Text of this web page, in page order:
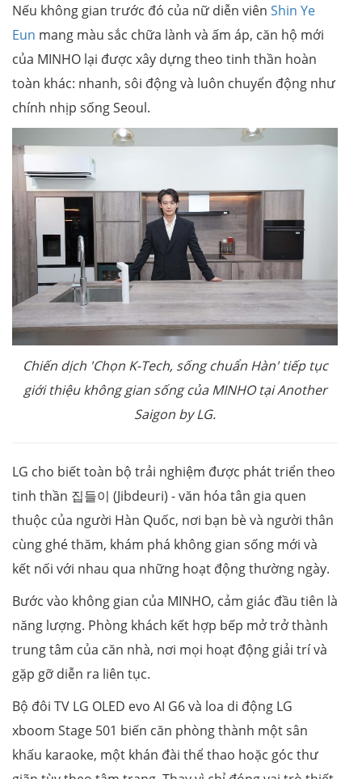
Nếu không gian trước đó của nữ diễn viên Shin Ye
Eun mang màu sắc chữa lành và ấm áp, căn hộ mới
của MINHO lại được xây dựng theo tinh thần hoàn
toàn khác: nhanh, sôi động và luôn chuyển động như
chính nhịp sống Seoul.
Chiến dịch 'Chọn K-Tech, sống chuẩn Hàn' tiếp tục
giới thiệu không gian sống của MINHO tại Another
Saigon by LG.
LG cho biết toàn bộ trải nghiệm được phát triển theo
tinh thần 집들이 (Jibdeuri) - văn hóa tân gia quen
thuộc của người Hàn Quốc, nơi bạn bè và người thân
cùng ghé thăm, khám phá không gian sống mới và
kết nối với nhau qua những hoạt động thường ngày.
Bước vào không gian của MINHO, cảm giác đầu tiên là
năng lượng. Phòng khách kết hợp bếp mở trở thành
trung tâm của căn nhà, nơi mọi hoạt động giải trí và
gặp gỡ diễn ra liên tục.
Bộ đôi TV LG OLED evo AI G6 và loa di động LG
xboom Stage 501 biến căn phòng thành một sân
khấu karaoke, một khán đài thể thao hoặc góc thư